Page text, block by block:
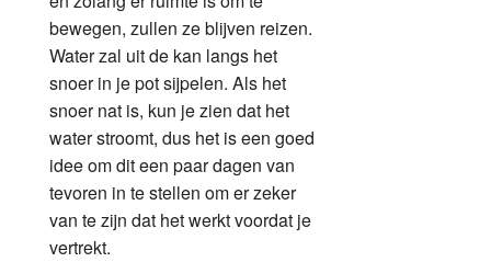
bewegen, zullen ze blijven reizen.
Water zal uit de kan langs het
snoer in je pot sijpelen. Als het
snoer nat is, kun je zien dat het
water stroomt, dus het is een goed
idee om dit een paar dagen van
tevoren in te stellen om er zeker
van te zijn dat het werkt voordat je
vertrekt.